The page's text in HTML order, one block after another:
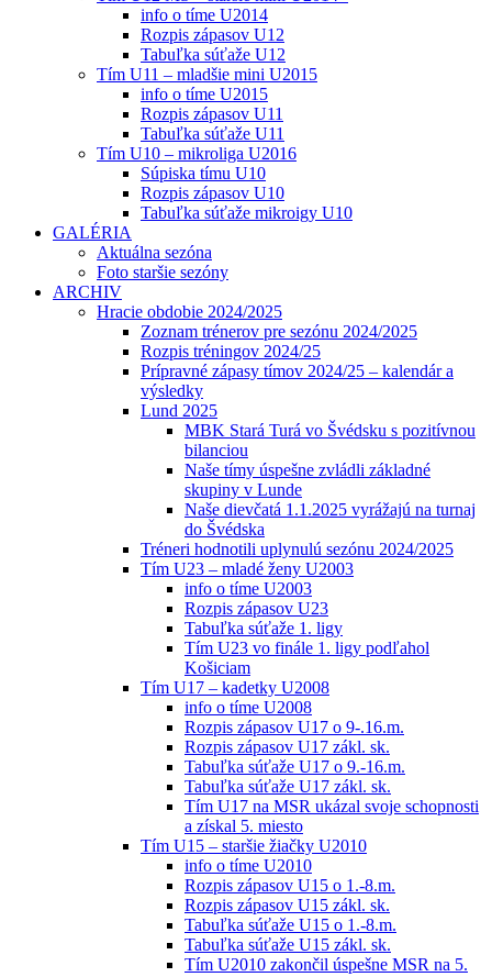
info o tíme U2014
Rozpis zápasov U12
Tabuľka súťaže U12
Tím U11 – mladšie mini U2015
info o tíme U2015
Rozpis zápasov U11
Tabuľka súťaže U11
Tím U10 – mikroliga U2016
Súpiska tímu U10
Rozpis zápasov U10
Tabuľka súťaže mikroigy U10
GALÉRIA
Aktuálna sezóna
Foto staršie sezóny
ARCHIV
Hracie obdobie 2024/2025
Zoznam trénerov pre sezónu 2024/2025
Rozpis tréningov 2024/25
Prípravné zápasy tímov 2024/25 – kalendár a
výsledky
Lund 2025
MBK Stará Turá vo Švédsku s pozitívnou
bilanciou
Naše tímy úspešne zvládli základné
skupiny v Lunde
Naše dievčatá 1.1.2025 vyrážajú na turnaj
do Švédska
Tréneri hodnotili uplynulú sezónu 2024/2025
Tím U23 – mladé ženy U2003
info o tíme U2003
Rozpis zápasov U23
Tabuľka súťaže 1. ligy
Tím U23 vo finále 1. ligy podľahol
Košiciam
Tím U17 – kadetky U2008
info o tíme U2008
Rozpis zápasov U17 o 9-.16.m.
Rozpis zápasov U17 zákl. sk.
Tabuľka súťaže U17 o 9.-16.m.
Tabuľka súťaže U17 zákl. sk.
Tím U17 na MSR ukázal svoje schopnosti
a získal 5. miesto
Tím U15 – staršie žiačky U2010
info o tíme U2010
Rozpis zápasov U15 o 1.-8.m.
Rozpis zápasov U15 zákl. sk.
Tabuľka súťaže U15 o 1.-8.m.
Tabuľka súťaže U15 zákl. sk.
Tím U2010 zakončil úspešne MSR na 5.